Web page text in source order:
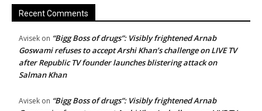
Recent Comments
Avisek on “Bigg Boss of drugs”: Visibly frightened Arnab
Goswami refuses to accept Arshi Khan’s challenge on LIVE TV
after Republic TV founder launches blistering attack on
Salman Khan
Avisek on “Bigg Boss of drugs”: Visibly frightened Arnab